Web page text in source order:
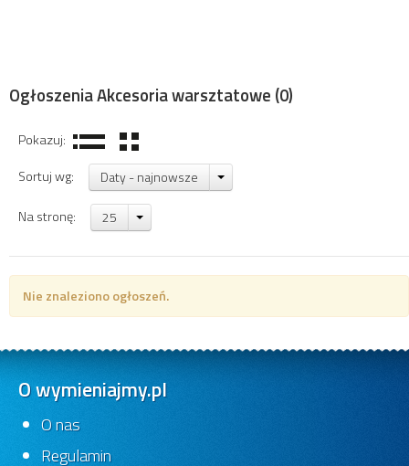
Ogłoszenia Akcesoria warsztatowe (0)
Pokazuj:
Sortuj wg:
Daty - najnowsze
Na stronę: 25
Nie znaleziono ogłoszeń.
O wymieniajmy.pl
O nas
Regulamin